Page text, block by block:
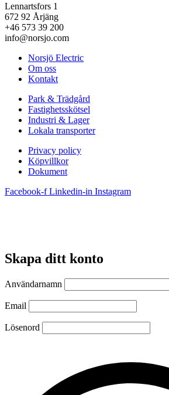
Lennartsfors 1
672 92 Årjäng
+46 573 39 200
info@norsjo.com
Norsjö Electric
Om oss
Kontakt
Park & Trädgård
Fastighetsskötsel
Industri & Lager
Lokala transporter
Privacy policy
Köpvillkor
Dokument
Facebook-f Linkedin-in Instagram
Skapa ditt konto
Användarnamn
Email
Lösenord